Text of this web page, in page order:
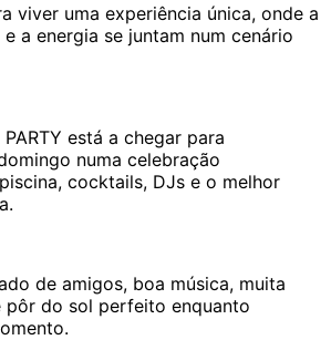
viver uma experiência única, onde a
a energia se juntam num cenário
está a chegar para
numa celebração
cocktails, DJs e o melhor
de amigos, boa música, muita
pôr do sol perfeito enquanto